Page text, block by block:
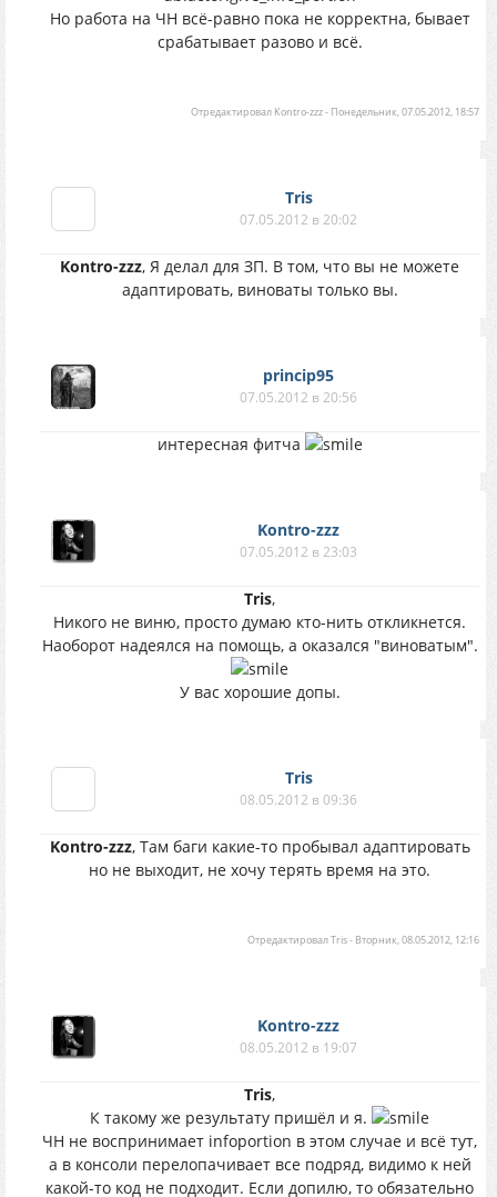
Но работа на ЧН всё-равно пока не корректна, бывает
срабатывает разово и всё.
Отредактировал Kontro-zzz- Понедельник, 07.05.2012, 18:57
Tris
07.05.2012 в 20:02
Kontro-zzz, Я делал для ЗП. В том, что вы не можете
адаптировать, виноваты только вы.
princip95
07.05.2012 в 20:56
интересная фитча
Kontro-zzz
07.05.2012 в 23:03
Tris,
Никого не виню, просто думаю кто-нить откликнется.
Наоборот надеялся на помощь, а оказался "виноватым".
У вас хорошие допы.
Tris
08.05.2012 в 09:36
Kontro-zzz, Там баги какие-то пробывал адаптировать
но не выходит, не хочу терять время на это.
ОтредактировалTris- Вторник, 08.05.2012, 12:16
Kontro-zzz
08.05.2012 в 19:07
Tris,
К такому же результату пришёл и я.
ЧН не воспринимает infoportion в этом случае и всё тут,
а в консоли перелопачивает все подряд, видимо к ней
какой-то код не подходит. Если допилю, то обязательно